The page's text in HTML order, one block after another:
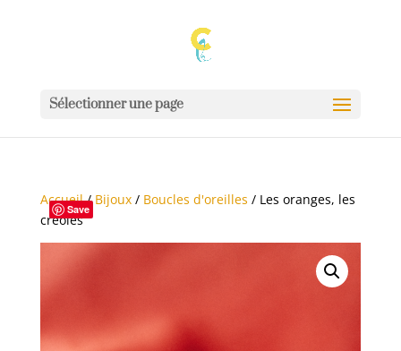
Sélectionner une page
Save
Accueil/Bijoux/ Boucles d'oreilles / Les oranges, les
créoles